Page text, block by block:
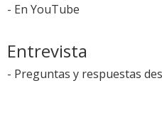
- En YouTube
Entrevista
- Preguntas y respuestas